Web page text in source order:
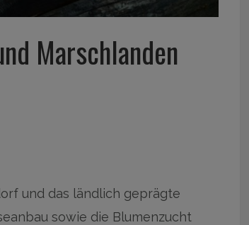
Marschlanden
und das ländlich geprägte
sowie die Blumenzucht